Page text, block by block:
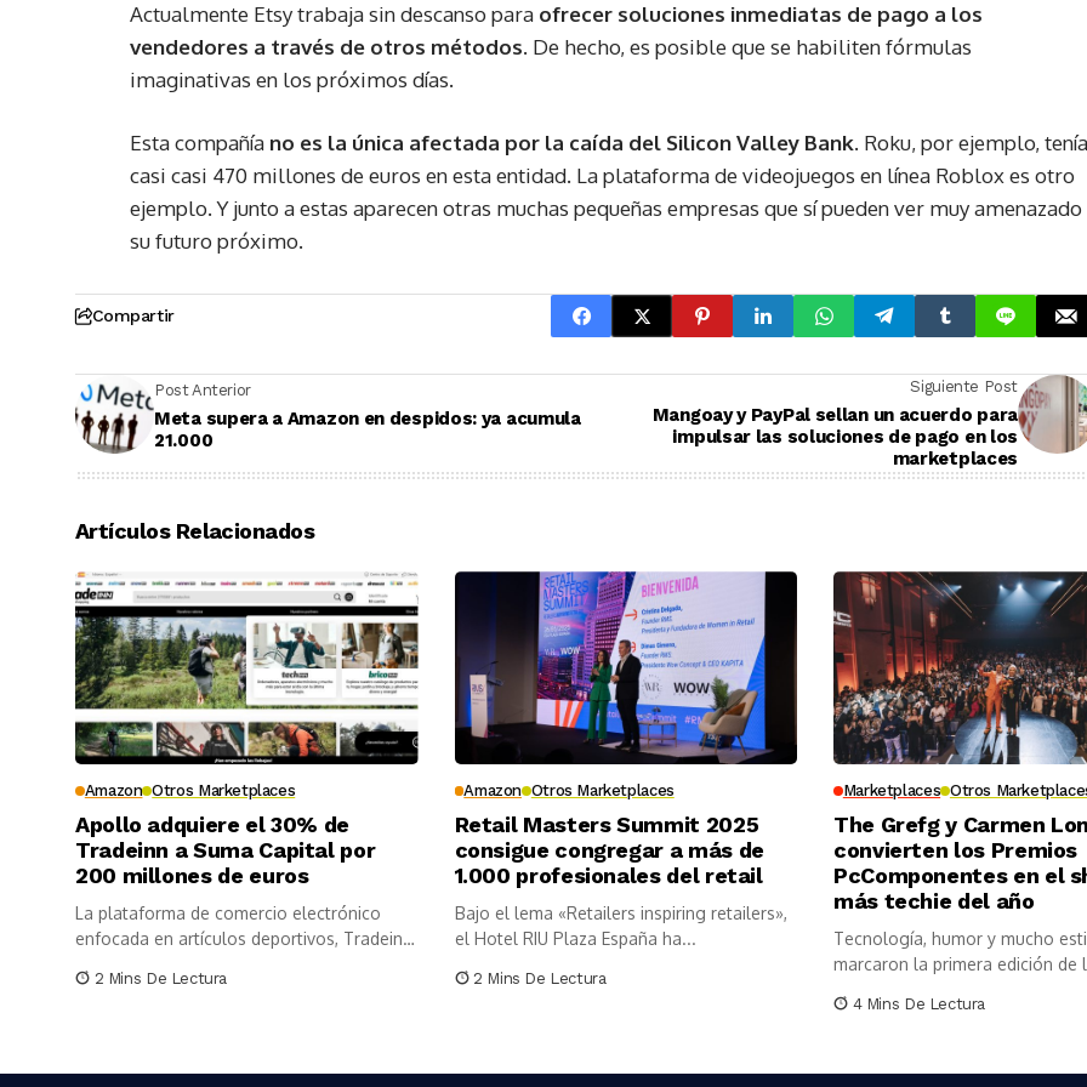
Actualmente Etsy trabaja sin descanso para ofrecer soluciones inmediatas de pago a los
vendedores a través de otros métodos. De hecho, es posible que se habiliten fórmulas
imaginativas en los próximos días.
Esta compañía no es la única afectada por la caída del Silicon Valley Bank. Roku, por ejemplo, tenía
casi casi 470 millones de euros en esta entidad. La plataforma de videojuegos en línea Roblox es otro
ejemplo. Y junto a estas aparecen otras muchas pequeñas empresas que sí pueden ver muy amenazado
su futuro próximo.
Compartir
Post Anterior
Meta supera a Amazon en despidos: ya acumula
21.000
Siguiente Post
Mangoay y PayPal sellan un acuerdo para
impulsar las soluciones de pago en los
marketplaces
Artículos Relacionados
Amazon Otros Marketplaces
Apollo adquiere el 30% de
Tradeinn a Suma Capital por
200 millones de euros
La plataforma de comercio electrónico
enfocada en artículos deportivos, Tradeinn,
2 Mins De Lectura
Amazon Otros Marketplaces
Retail Masters Summit 2025
consigue congregar a más de
1.000 profesionales del retail
Bajo el lema «Retailers inspiring retailers»,
el Hotel RIU Plaza España ha...
2 Mins De Lectura
Marketplaces Otros
The Grefg y Carmen
convierten los Premios
PcComponentes en el
más techie del año
Tecnología, humor y mucho
marcaron la primera edición de
4 Mins De Lectura